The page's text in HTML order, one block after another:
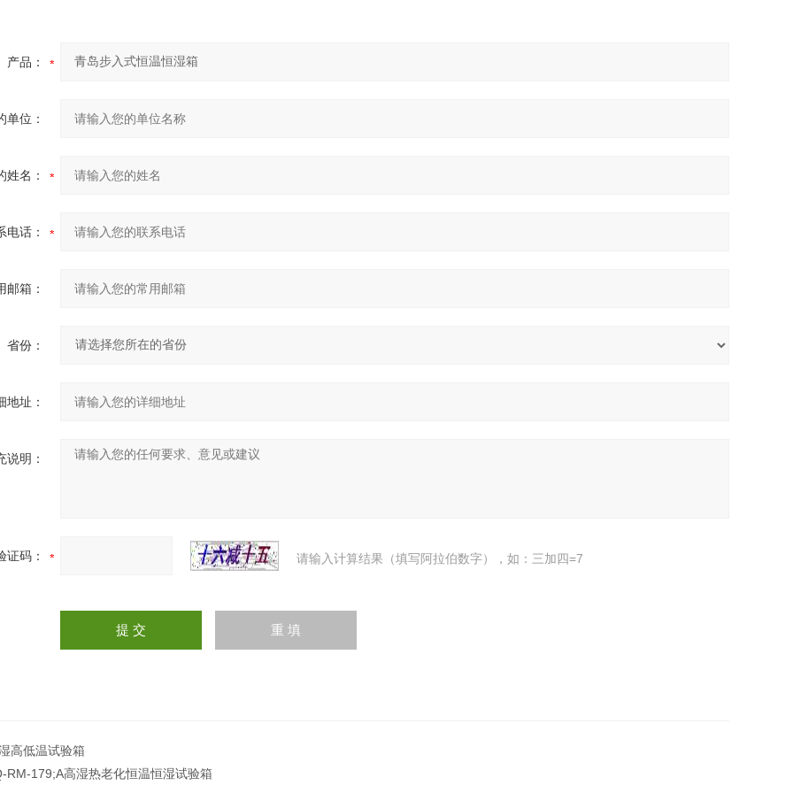
产品：
单位：
姓名：
电话：
邮箱：
省份：
地址：
说明：
证码： 请输入计算结果（填写阿拉伯数字），如：三加四=7
高低温试验箱
RM-179;A高湿热老化恒温恒湿试验箱